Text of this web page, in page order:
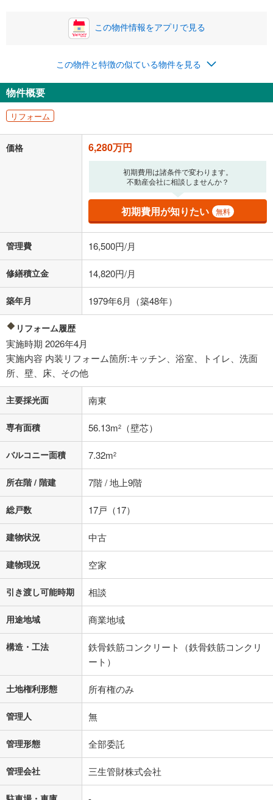
0円
ナス時の増額分（1回分）を入力してください。
ボーナス払いの限度額は金融機関によって異なります。
閉じる
月々の返済額
ローン返済額
上、ご自身での入力をお願いいたします。初期設定で自動入力されてい
る値は、実際の金融機関等における貸出金利とは何ら関係がなく、実際
の金融機関等における貸出金利を何ら保証するものではありません。返
済方法「元利均等返済」にて算出しております。入力された金利を35年
適用した場合の計算結果を表示しています。
す。
条件によってお借り入れができないことがあります。
不動産会社に購入相談をする 無料
この物件情報をアプリで見る
この物件と特徴の似ている物件を見る
物件概要
リフォーム
価格 6,280万円
初期費用は諸条件で変わります。
不動産会社に相談しませんか？
初期費用が知りたい 無料
管理費 16,500円/月
修繕積立金 14,820円/月
築年月 1979年6月（築48年）
リフォーム履歴
実施時期 2026年4月
実施内容 内装リフォーム箇所:キッチン、浴室、トイレ、洗面
所、壁、床、その他
主要採光面 南東
専有面積 56.13m2 （壁芯）
バルコニー面積 7.32m2
所在階 / 階建 7階 / 地上9階
総戸数 17戸（17）
建物状況 中古
建物現況 空家
引き渡し可能時期 相談
用途地域 商業地域
構造・工法
鉄骨鉄筋コンクリート（鉄骨鉄筋コンクリ
ート）
土地権利形態 所有権のみ
管理人 無
管理形態 全部委託
管理会社 三生管財株式会社